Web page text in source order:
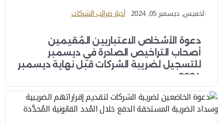
الخميس, ديسمبر 05, 2024 أخبار ضرائب الشركات
دعوة الأشخاص الاعتباريين المُقيمين
أصحاب التراخيص الصادرة في ديسمبر
للتسجيل لضريبة الشركات قبل نهاية ديسمبر
2024